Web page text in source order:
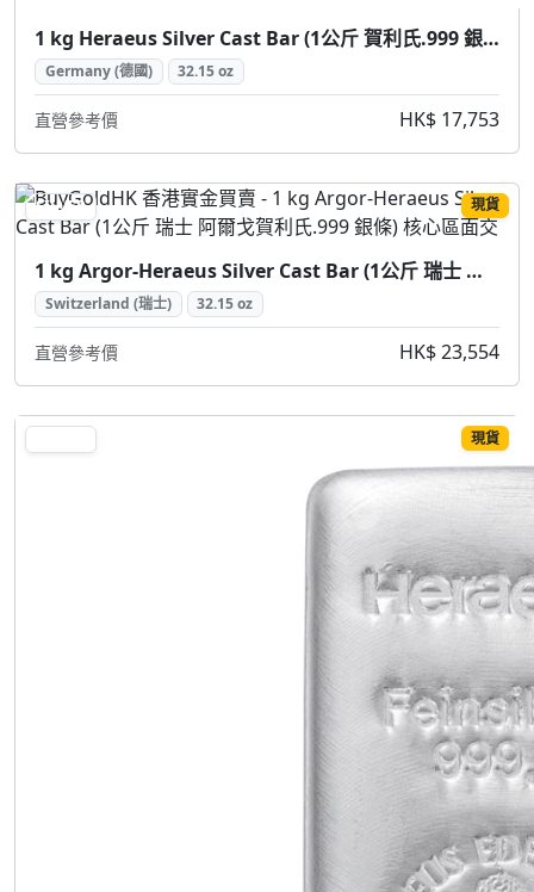
1 kg Heraeus Silver Cast Bar (1公斤 賀利氏.999 銀條)
Germany (德國) 32.15 oz
直營參考價 HK$ 17,753
SILVER 現貨
1 kg Argor-Heraeus Silver Cast Bar (1公斤 瑞士 阿爾戈賀利氏.999 銀條)
Switzerland (瑞士) 32.15 oz
直營參考價 HK$ 23,554
現貨